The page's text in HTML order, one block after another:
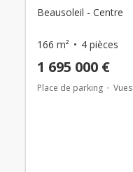
Beausoleil - Centre
166 m² 4 pièces
1 695 000 €
Place de parking Vues